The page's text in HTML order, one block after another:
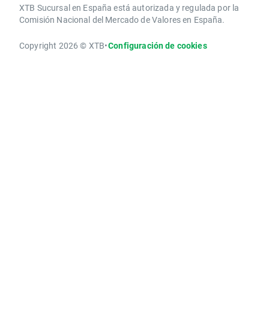
XTB Sucursal en España está autorizada y regulada por la
Comisión Nacional del Mercado de Valores en España.
Copyright 2026 © XTB•Configuración de cookies